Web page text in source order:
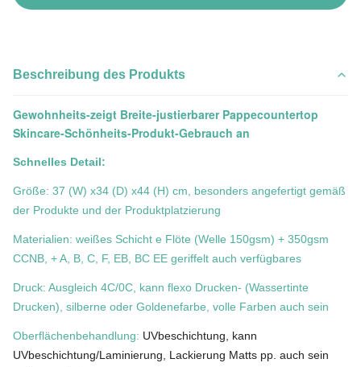
Beschreibung des Produkts
Gewohnheits-zeigt Breite-justierbarer Pappecountertop
Skincare-Schönheits-Produkt-Gebrauch an
Schnelles Detail:
Größe: 37 (W) x34 (D) x44 (H) cm, besonders angefertigt gemäß
der Produkte und der Produktplatzierung
Materialien: weißes Schicht e Flöte (Welle 150gsm) + 350gsm
CCNB, + A, B, C, F, EB, BC EE geriffelt auch verfügbares
Druck: Ausgleich 4C/0C, kann flexo Drucken- (Wassertinte
Drucken), silberne oder Goldenefarbe, volle Farben auch sein
Oberflächenbehandlung: UVbeschichtung, kann
UVbeschichtung/Laminierung, Lackierung Matts pp. auch sein